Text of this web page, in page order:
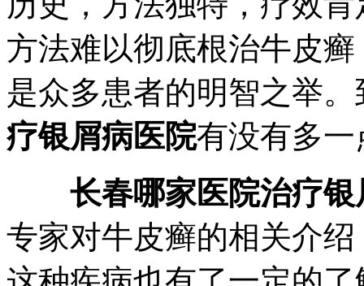
方法难以彻底根治牛皮
是众多患者的明智之举
疗银屑病医院有没有多
长春哪家医院治疗
专家对牛皮癣的相关介